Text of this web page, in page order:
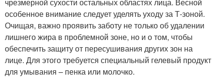
чрезмерной сухости остальных областях лица. Весной
особенное внимание следует уделять уходу за Т-зоной.
Очищая, важно проявить заботу не только об удалении
лишнего жира в проблемной зоне, но и о том, чтобы
обеспечить защиту от пересушивания других зон на
лице. Для этого требуется специальный гелевый продукт
для умывания – пенка или молочко.